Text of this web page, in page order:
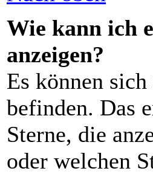
Wie kann ich
anzeigen?
Es können
befinden. Das
Sterne, die
oder welchen